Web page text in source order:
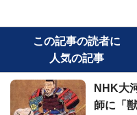
この記事の読者に
人気の記事
NHK大
師に「